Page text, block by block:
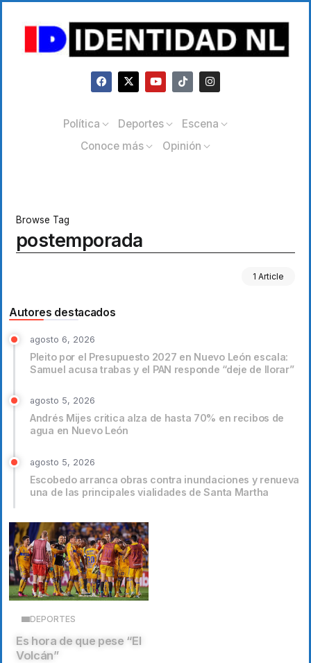
Política Deportes
Escena
Conoce más
Opinión
Browse Tag
postemporada
1 Article
Autores destacados
agosto 6, 2026
Pleito por el Presupuesto 2027 en Nuevo León escala:
Samuel acusa trabas y el PAN responde “deje de llorar”
agosto 5, 2026
Andrés Mijes critica alza de hasta 70% en recibos de
agua en Nuevo León
agosto 5, 2026
Escobedo arranca obras contra inundaciones y renueva
una de las principales vialidades de Santa Martha
DEPORTES
Es hora de que pese “El
Volcán”